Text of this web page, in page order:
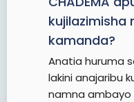
kujilazimisha
kamanda?
Anatia huruma
lakini anajaribu
namna ambayo